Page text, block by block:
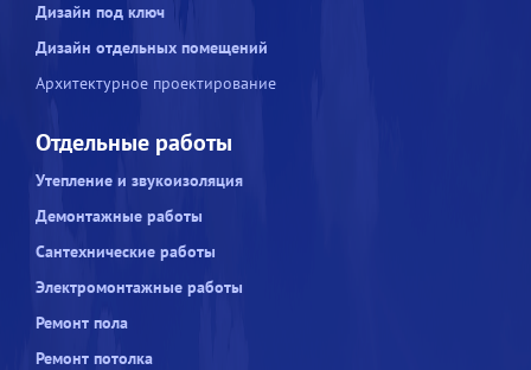
Дизайн под ключ
Дизайн отдельных помещений
Архитектурное проектирование
Отдельные работы
Утепление и звукоизоляция
Демонтажные работы
Сантехнические работы
Электромонтажные работы
Ремонт пола
Ремонт потолка